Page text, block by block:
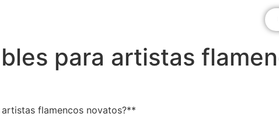
para artistas
flamencos novatos?**